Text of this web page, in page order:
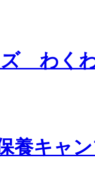
ズ わく
養キャ